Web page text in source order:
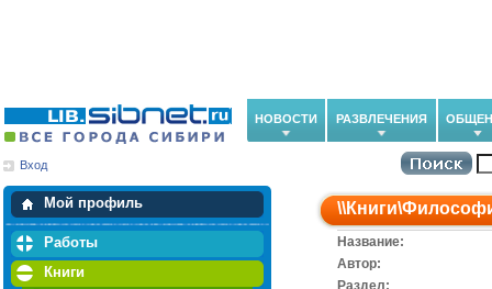
НОВОСТИ РАЗВЛЕЧЕНИЯ
Вход
Мой профиль
Мои закладки
Работы
Книги
\\Книги\
Название:
Автор:
Раздел: